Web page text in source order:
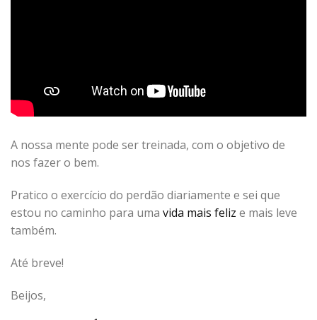
A nossa mente pode ser treinada, com o objetivo de
nos fazer o bem.
Pratico o exercício do perdão diariamente e sei que
estou no caminho para uma vida mais feliz e mais leve
também.
Até breve!
Beijos,